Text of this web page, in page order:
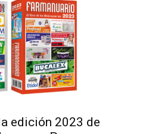
edición 2023 de